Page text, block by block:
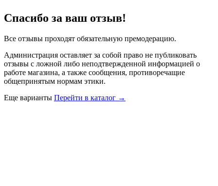
Спасибо за ваш отзыв!
Все отзывы проходят обязательную премодерацию.
Администрация оставляет за собой право не публиковать
отзывы с ложной либо неподтвержденной информацией о
работе магазина, а также сообщения, противоречащие
общепринятым нормам этики.
Еще варианты Перейти в каталог →